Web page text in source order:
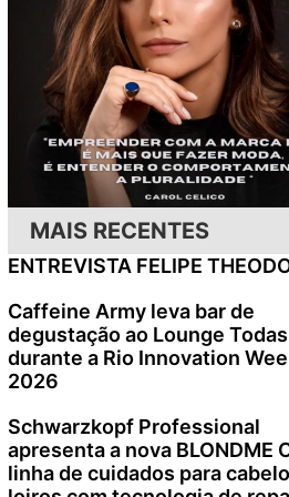
MAIS RECENTES
ENTREVISTA FELIPE
Caffeine Army leva bar de
degustação ao Lounge Todas
durante a Rio Innovation
2026
Schwarzkopf Professional
apresenta a nova BLONDME
linha de cuidados para